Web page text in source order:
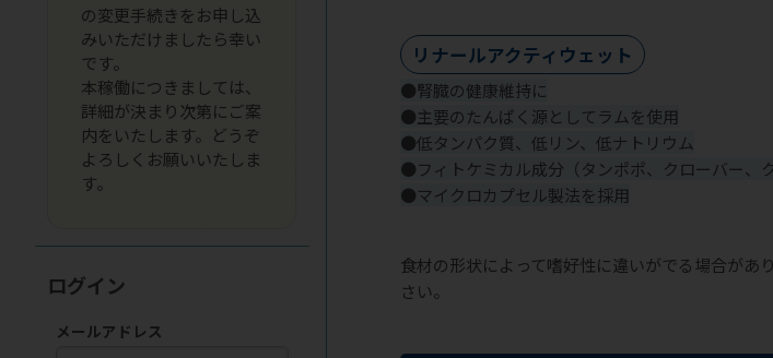
リナールアクティウェット
●腎臓の健康維持に
●主要のたんぱく源としてラムを使用
●低タンパク質、低リン、低ナトリウム
●フィトケミカル成分（タンポポ、クローバー、
●マイクロカプセル製法を採用
食材の形状によって嗜好性に違いがでる場合があ
さい。
の変更手続きをお申し込
みいただけましたら幸い
です。
本稼働につきましては、
詳細が決まり次第にご案
内をいたします。どうぞ
よろしくお願いいたしま
す。
ログイン
メールアドレス